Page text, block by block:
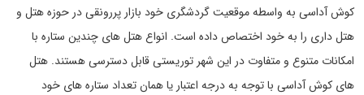
کوش آداسی به واسطه موقعیت گردشگری خود بازار پررونقی در حوزه هتل و
هتل داری را به خود اختصاص داده است. انواع هتل های چندین ستاره با
امکانات متنوع و متفاوت در این شهر توریستی قابل دسترسی هستند. هتل
های کوش آداسی با توجه به درجه اعتبار یا همان تعداد ستاره های خود